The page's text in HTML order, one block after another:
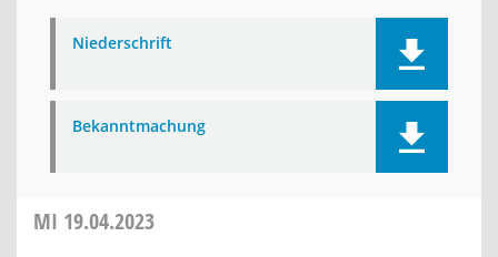
Niederschrift
Bekanntmachung
MI 19.04.2023